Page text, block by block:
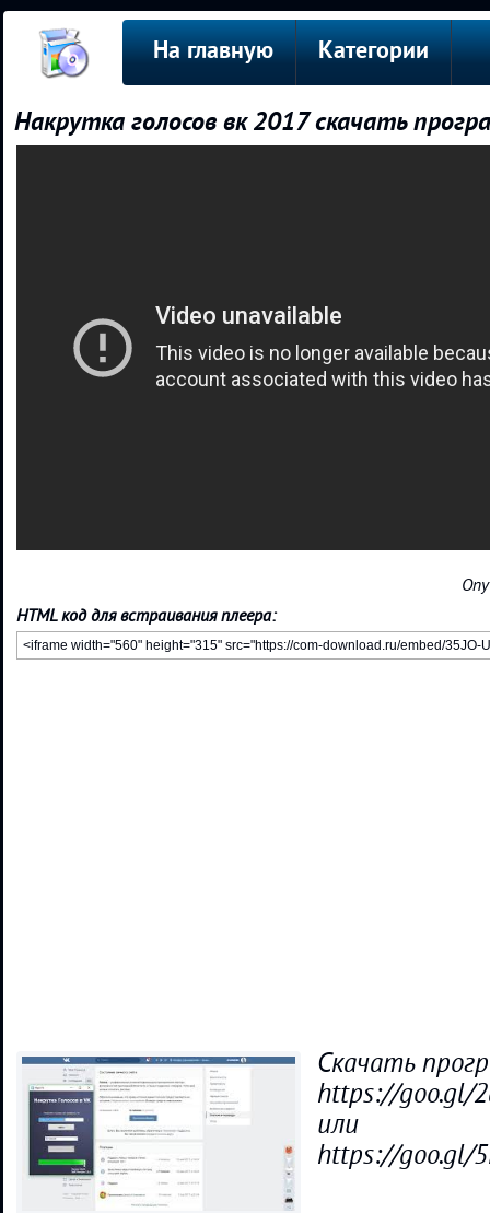
На главную Категории
Накрутка голосов вк 2017 скачать
HTML код для встраивания плеера:
Скачать
https://goo.gl/
или
https://goo.gl/